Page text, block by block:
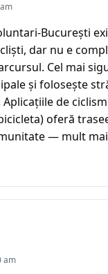
București
dar nu e
Cel mai
și folosește
de
oferă
— mult
am